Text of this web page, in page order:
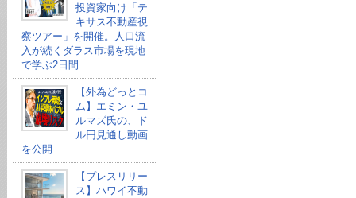
投資家向け「テ
キサス不動産視
察ツアー」を開催。人口流
入が続くダラス市場を現地
で学ぶ2日間
【外為どっとコ
ム】エミン・ユ
ルマズ氏の、ド
ル円見通し動画
を公開
【プレスリリー
ス】ハワイ不動